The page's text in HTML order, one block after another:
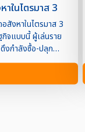
ในไตรมาส 3
งหาในไตรมาส 3
จแบบนี้ ผู้เล่นราย
งกำลังซื้อ-ปลุก
นอนหวัง ดันยอดขาย
ยแคมเปญจัด
งไม่มั่นใจใน
มาใช้จ่ายทันทีที่มี